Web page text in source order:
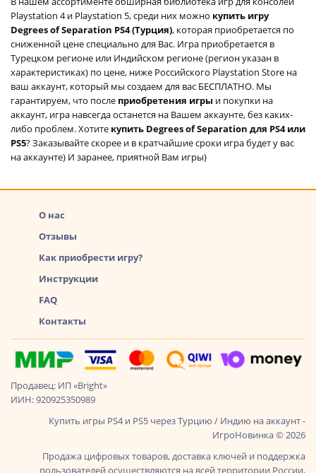
Playstation 4 и Playstation 5, среди них можно купить игру
Degrees of Separation PS4 (Турция), которая приобретается по
сниженной цене специально для Вас. Игра приобретается в
Турецком регионе или Индийском регионе (регион указан в
характеристиках) по цене, ниже Российского Playstation Store на
ваш аккаунт, который мы создаем для вас БЕСПЛАТНО. Мы
гарантируем, что после приобретения игры и покупки на
аккаунт, игра навсегда останется на Вашем аккаунте, без каких-
либо проблем. Хотите купить Degrees of Separation для PS4 или
PS5? Заказывайте скорее и в кратчайшие сроки игра будет у вас
на аккаунте) И заранее, приятной Вам игры)
О нас
Отзывы
Как приобрести игру?
Инструкции
FAQ
Контакты
Продавец: ИП «Bright»
ИИН: 920925350989
Купить игры PS4 и PS5 через Турцию / Индию на аккаунт -
ИгроНовинка © 2026
Продажа цифровых товаров, доставка ключей и поддержка
пользователей осуществляются на всей территории России,